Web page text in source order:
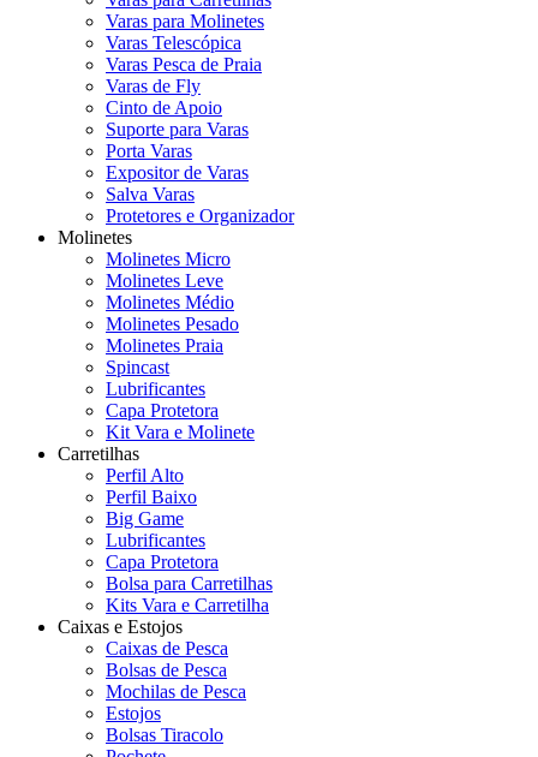
Varas para Molinetes
Varas Telescópica
Varas Pesca de Praia
Varas de Fly
Cinto de Apoio
Suporte para Varas
Porta Varas
Expositor de Varas
Salva Varas
Protetores e Organizador
Molinetes
Molinetes Micro
Molinetes Leve
Molinetes Médio
Molinetes Pesado
Molinetes Praia
Spincast
Lubrificantes
Capa Protetora
Kit Vara e Molinete
Carretilhas
Perfil Alto
Perfil Baixo
Big Game
Lubrificantes
Capa Protetora
Bolsa para Carretilhas
Kits Vara e Carretilha
Caixas e Estojos
Caixas de Pesca
Bolsas de Pesca
Mochilas de Pesca
Estojos
Bolsas Tiracolo